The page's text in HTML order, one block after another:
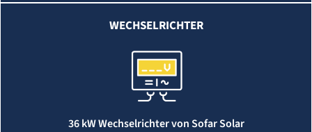
WECHSELRICHTER
36 kW Wechselrichter von Sofar Solar